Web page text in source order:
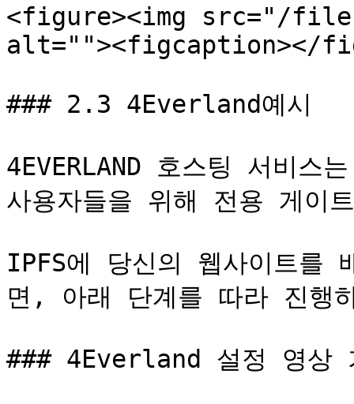
<figure><img src="/
alt=""><figcaption></
### 2.3 4Everland예시
4EVERLAND 호스팅 서비스
사용자들을 위해 전용 게
IPFS에 당신의 웹사이트를
면, 아래 단계를 따라 진행
### 4Everland 설정 영상